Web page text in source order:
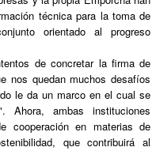
técnica para la toma de
orientado al progreso
de concretar la firma de
nos quedan muchos desafíos
le da un marco en el cual se
Ahora, ambas instituciones
cooperación en materias de
que contribuirá al